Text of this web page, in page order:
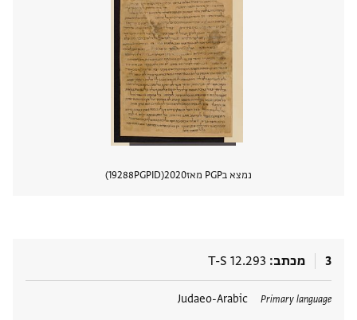
נמצא בPGP מאז 2020
PGPID
19288
3 מכתב T-S 12.293
Primary language
Judaeo-Arabic תגים